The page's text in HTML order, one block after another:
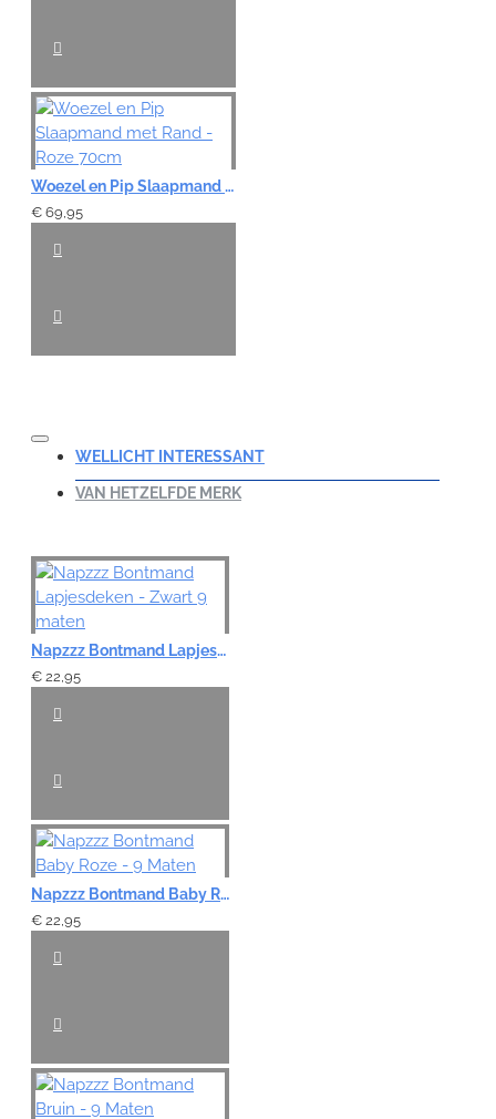
Woezel en Pip Slaapmand met Rand - Roze 70cm
€ 69,95
WELLICHT INTERESSANT
VAN HETZELFDE MERK
Napzzz Bontmand Lapjesdeken - Zwart 9 maten
€ 22,95
Napzzz Bontmand Baby Roze - 9 Maten
€ 22,95